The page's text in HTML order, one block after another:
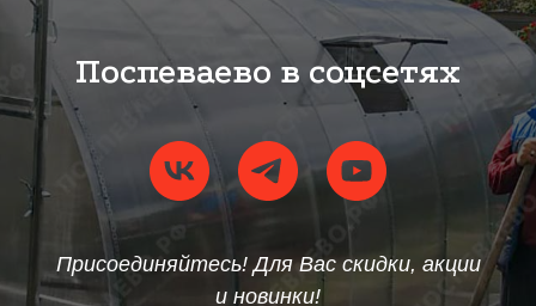
Поспеваево в соцсетях
Присоединяйтесь! Для Вас скидки, акции
и новинки!